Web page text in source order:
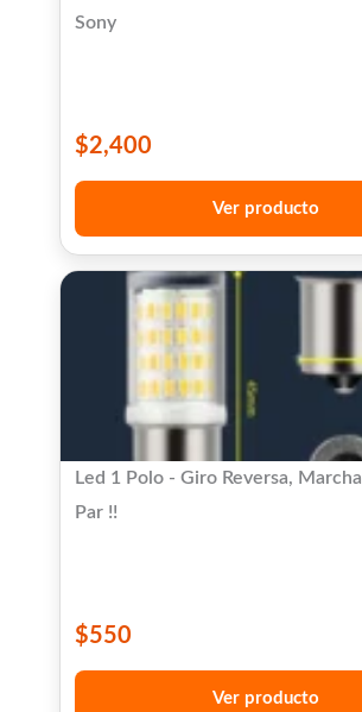
Sony
$2,400
Ver producto
Led 1 Polo - Giro Reversa,
Par !!
$550
Ver producto